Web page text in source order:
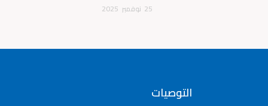
25 نوفمبر 2025
التوصيات